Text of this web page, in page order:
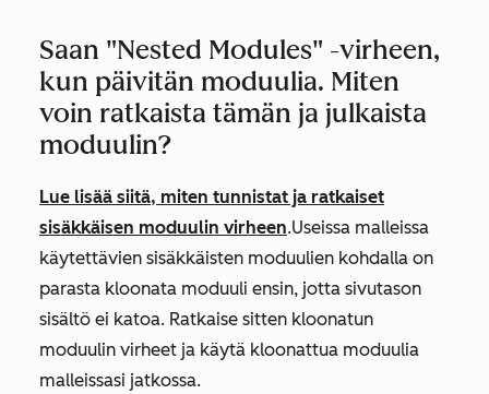
Saan "Nested Modules" -virheen,
kun päivitän moduulia. Miten
voin ratkaista tämän ja julkaista
moduulin?
Lue lisää siitä, miten tunnistat ja ratkaiset
sisäkkäisen moduulin virheen.Useissa malleissa
käytettävien sisäkkäisten moduulien kohdalla on
parasta kloonata moduuli ensin, jotta sivutason
sisältö ei katoa. Ratkaise sitten kloonatun
moduulin virheet ja käytä kloonattua moduulia
malleissasi jatkossa.